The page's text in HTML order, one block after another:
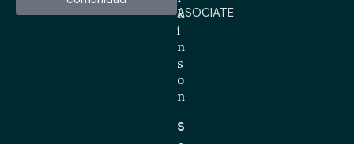
k
i
n
s
o
n
S
ASOCIATE